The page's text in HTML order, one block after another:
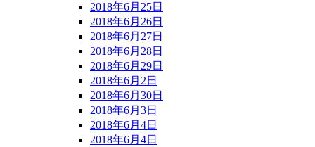
2018年6月25日
2018年6月26日
2018年6月27日
2018年6月28日
2018年6月29日
2018年6月2日
2018年6月30日
2018年6月3日
2018年6月4日
2018年6月4日